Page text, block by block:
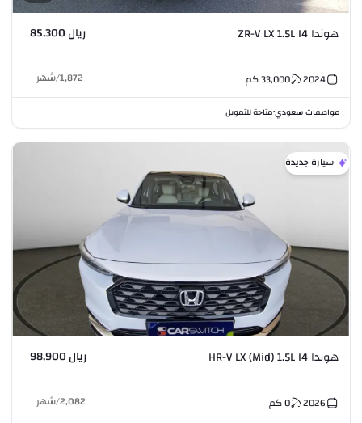
هوندا ZR-V LX 1.5L I4 ريال 85,300
2024
33,000كم 1,872
/شهر
مواصفات سعودي•متاحة للتمويل
سيارة جديدة
هوندا HR-V LX (Mid) 1.5L I4 ريال 98,900
2026
0كم 2,082
/شهر